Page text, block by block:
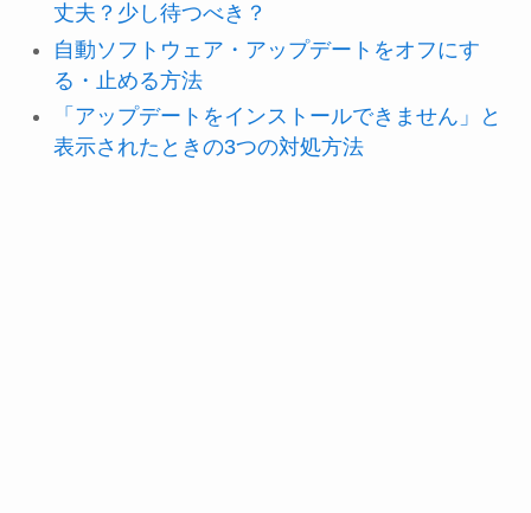
丈夫？少し待つべき？
自動ソフトウェア・アップデートをオフにす
る・止める方法
「アップデートをインストールできません」と
表示されたときの3つの対処方法